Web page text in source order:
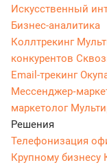
Искусственный
Бизнес-аналитика
Коллтрекинг
конкурентов
Email-трекинг
маркетолог
Решения
Телефонизация
Крупному бизнесу